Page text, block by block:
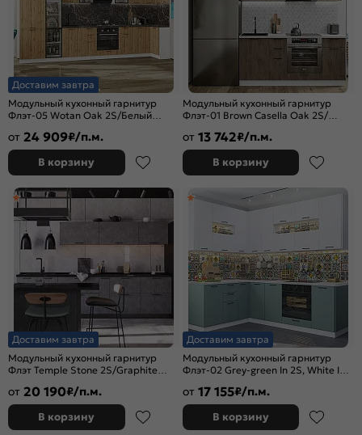
Доставим завтра
Модульный кухонный гарнитур
Флэт-05 Wotan Oak 2S/Белый
стекло
от 24 909₽/п.м.
В корзину
Модульный кухонный гарнитур
Флэт-01 Brown Casella Oak 2S/
от 13 742₽/п.м.
В корзину
Доставим завтра
Модульный кухонный гарнитур
Флэт Temple Stone 2S/Graphite
от 20 190₽/п.м.
В корзину
Доставим завтра
Модульный кухонный гарнитур
Флэт-02 Grey-green In 2S, White In
от 17 155₽/п.м.
В корзину